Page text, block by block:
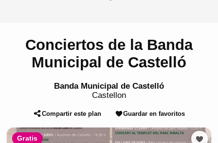
Conciertos de la Banda
Municipal de Castelló
Banda Municipal de Castelló
Castellon
Compartir este plan Guardar en favoritos
Gratis